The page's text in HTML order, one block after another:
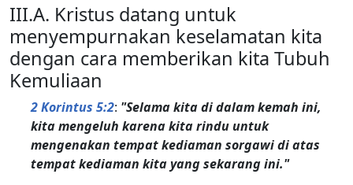
III.A. Kristus datang untuk
menyempurnakan keselamatan kita
dengan cara memberikan kita Tubuh
Kemuliaan
2 Korintus 5:2: "Selama kita di dalam kemah ini,
kita mengeluh karena kita rindu untuk
mengenakan tempat kediaman sorgawi di atas
tempat kediaman kita yang sekarang ini."